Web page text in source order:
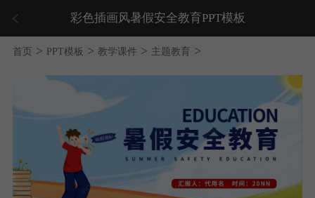
彩色插画风暑假安全教育PPT模板
首页 > PPT模板 > 教学课件 > 主题教育 >